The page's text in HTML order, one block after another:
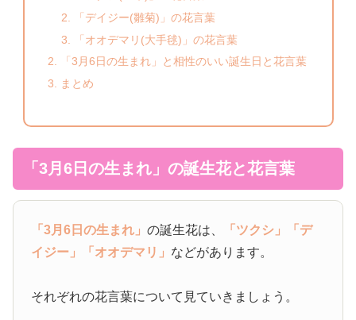
「デイジー(雛菊)」の花言葉
「オオデマリ(大手毬)」の花言葉
「3月6日の生まれ」と相性のいい誕生日と花言葉
まとめ
「3月6日の生まれ」の誕生花と花言葉
「3月6日の生まれ」の誕生花は、 「ツクシ」
「デ
イジー」
「オオデマリ」 などがあります。
それぞれの花言葉について見ていきましょう。